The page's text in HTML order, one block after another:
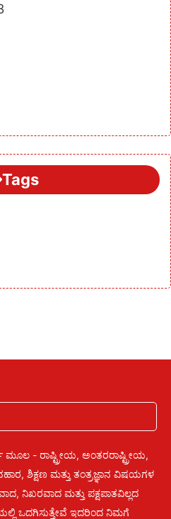
Tags
ಮೂಲ - ರಾಷ್ಟ್ರೀಯ, ಅಂತರರಾಷ್ಟ್ರೀಯ,
ಶಿಕ್ಷಣ ಮತ್ತು ತಂತ್ರಜ್ಞಾನ ವಿಷಯಗಳ
ನಿಖರವಾದ ಮತ್ತು ಪಕ್ಷಪಾತವಿಲ್ಲದ
ಒದಗಿಸುತ್ತೇವೆ ಇದರಿಂದ ನಿಮಗೆ